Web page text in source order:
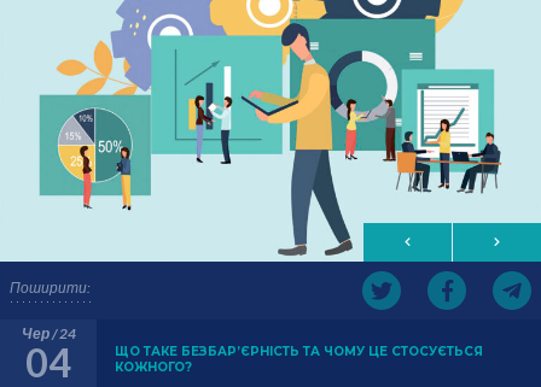
Поширити:
Чер / 24
04
ЩО ТАКЕ БЕЗБАР’ЄРНІСТЬ ТА ЧОМУ ЦЕ СТОСУЄТЬСЯ
КОЖНОГО?